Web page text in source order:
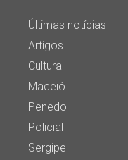
Últimas notícias
Artigos
Cultura
Maceió
Penedo
Policial
Sergipe